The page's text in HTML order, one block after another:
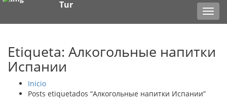
Tur
Etiqueta: Алкогольные напитки
Испании
Inicio
Posts etiquetados “Алкогольные напитки Испании”